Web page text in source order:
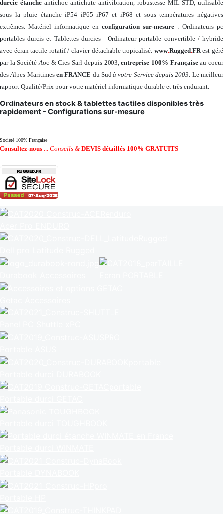
durcie étanche antichoc antichute antivibration, robustesse MIL-STD, utilisable
sous la pluie étanche iP54 iP65 iP67 et iP68 et sous températures négatives
extrêmes. Matériel informatique en configuration sur-mesure : Ordinateurs pc
portables durcis et Tablettes durcies - Ordinateur portable convertible / hybride
avec écran tactile rotatif / clavier détachable tropicalisé. www.Rugged.FRest géré
par la SociétéAoc & Cies Sarl depuis 2003,entreprise 100% Françaiseau coeur
desAlpes Maritimes en FRANCE du Sudà votre Service depuis 2003. Le meilleur
rapport Qualité/Prix pour votre matériel informatique durable et très endurant.
Ordinateurs en stock & tablettes tactiles disponibles très
rapidement - Configurations sur-mesure
Société 100% Française
Consultez-nous ... Conseils & DEVIS détaillés 100% GRATUITS